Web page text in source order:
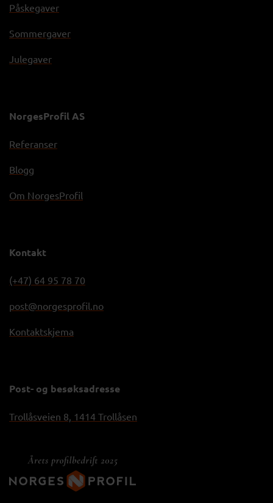
Påskegaver
Sommergaver
Julegaver
NorgesProfil AS
Referanser
Blogg
Om NorgesProfil
Kontakt
(+47) 64 95 78 70
post@norgesprofil.no
Kontaktskjema
Post- og besøksadresse
Trollåsveien 8, 1414 Trollåsen